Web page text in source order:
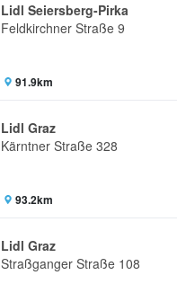
Lidl Seiersberg-Pirka
Feldkirchner Straße 9
91.9km
Lidl Graz
Kärntner Straße 328
93.2km
Lidl Graz
Straßganger Straße 108